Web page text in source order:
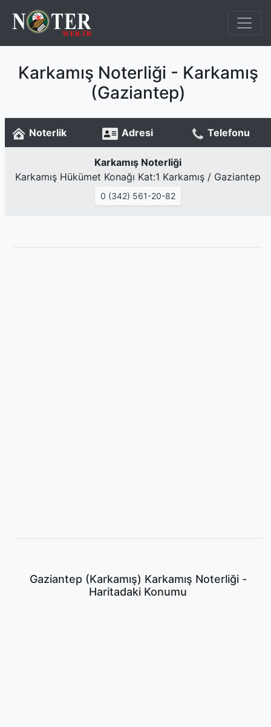
Karkamış Noterliği - Karkamış
(Gaziantep)
Noterlik Adresi Telefonu
Karkamış Noterliği
Karkamış Hükümet Konağı Kat:1 Karkamış / Gaziantep
0 (342) 561-20-82
Gaziantep (Karkamış) Karkamış Noterliği -
Haritadaki Konumu